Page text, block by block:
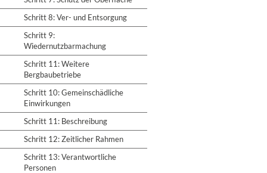
Schritt 8: Ver- und Entsorgung
Schritt 9:
Wiedernutzbarmachung
Schritt 11: Weitere
Bergbaubetriebe
Schritt 10: Gemeinschädliche
Einwirkungen
Schritt 11: Beschreibung
Schritt 12: Zeitlicher Rahmen
Schritt 13: Verantwortliche
Personen